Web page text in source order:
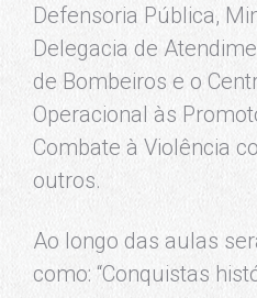
Defensoria Pública,
Delegacia de
de Bombeiros e o
Operacional às
Combate à Violência
outros.
Ao longo das aulas
como: “Conquistas